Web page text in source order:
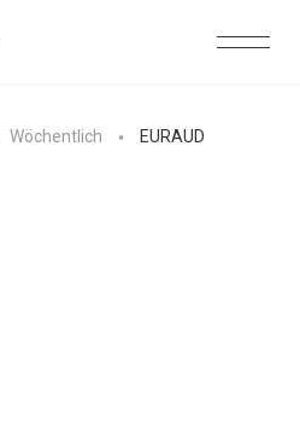
Wöchentlich EURAUD